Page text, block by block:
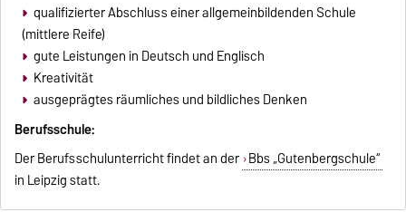
qualifizierter Abschluss einer allgemeinbildenden Schule
(mittlere Reife)
gute Leistungen in Deutsch und Englisch
Kreativität
ausgeprägtes räumliches und bildliches Denken
Berufsschule:
Der Berufsschulunterricht findet an der Bbs „Gutenbergschule“
in Leipzig statt.